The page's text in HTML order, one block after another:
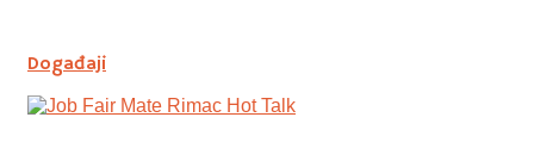
Događaji